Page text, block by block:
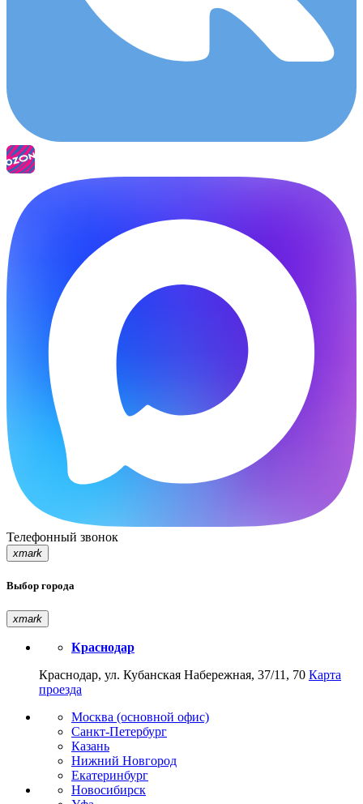
Телефонный звонок
xmark
Выбор города
xmark
Краснодар
Краснодар, ул. Кубанская Набережная, 37/11, 70 Карта
проезда
Москва (основной офис)
Санкт-Петербург
Казань
Нижний Новгород
Екатеринбург
Новосибирск